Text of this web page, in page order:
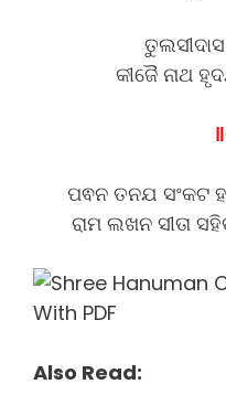
କୀଜୈ ନାଥ
ପଵନ ତନଯ ସଂକଟ
ରାମ ଲଖନ ସୀତା
Also Read: